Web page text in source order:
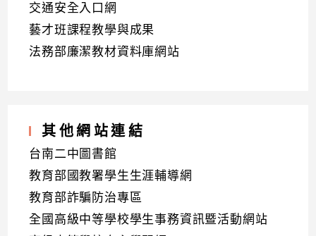
交通安全入口網
藝才班課程教學與成果
法務部廉潔教材資料庫網站
其他網站連結
台南二中圖書館
教育部國教署學生生涯輔導網
教育部詐騙防治專區
全國高級中等學校學生事務資訊暨活動網站